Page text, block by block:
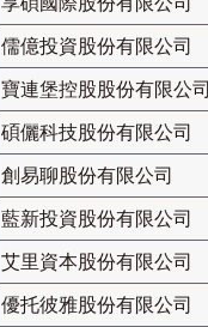
儒億投資股份有限公司
寶連堡控股股份有限公司
碩儷科技股份有限公司
創易聊股份有限公司
藍新投資股份有限公司
艾里資本股份有限公司
優托彼雅股份有限公司